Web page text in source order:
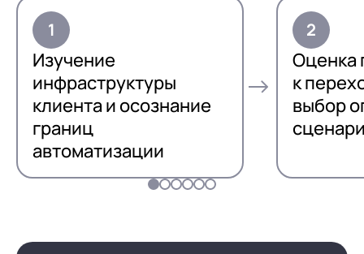
Изучение
инфраструктуры
клиента и осознание
границ
автоматизации
Оценка
к
выбор